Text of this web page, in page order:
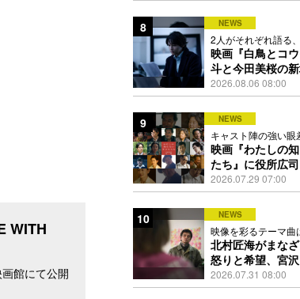
WITH
館にて公開
8 NEWS
2人がそれぞれ語る
との苦しさとは
映画『白鳥とコ
斗と今田美桜の
禁、事件前後で一
えた全4点
2026.08.06 08:00
9 NEWS
キャスト陣の強い眼
スター、本予告も解
映画『わたしの
たち』に役所広
岡田准一、吉田羊
13人
2026.07.29 07:00
10 NEWS
映像を彩るテーマ曲
歌う「愛の讃歌」カ
北村匠海がまな
怒りと希望、宮
技が光る『しびれ
禁
2026.07.31 08:00